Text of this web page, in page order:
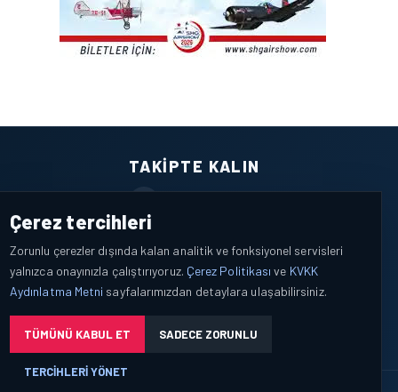
TAKIPTE KALIN
YouTube
Çerez tercihleri
Zorunlu çerezler dışında kalan analitik ve fonksiyonel servisleri
yalnızca onayınızla çalıştırıyoruz. Çerez Politikası ve KVKK
Aydınlatma Metni sayfalarımızdan detaylara ulaşabilirsiniz.
TÜMÜNÜ KABUL ET SADECE ZORUNLU
TERCIHLERI YÖNET